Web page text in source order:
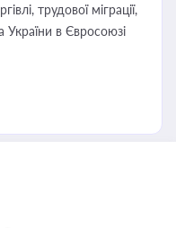
України в Євросоюзі